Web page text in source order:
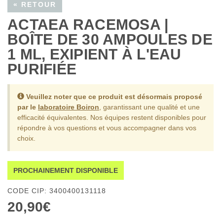
« RETOUR
ACTAEA RACEMOSA |
BOÎTE DE 30 AMPOULES DE
1 ML, EXIPIENT À L'EAU
PURIFIÉE
Veuillez noter que ce produit est désormais proposé
par le laboratoire Boiron , garantissant une qualité et une
efficacité équivalentes. Nos équipes restent disponibles pour
répondre à vos questions et vous accompagner dans vos
choix.
PROCHAINEMENT DISPONIBLE
CODE CIP: 3400400131118
20,90€